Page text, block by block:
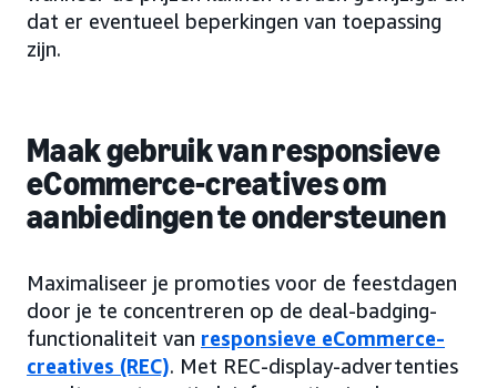
dat er eventueel beperkingen van toepassing
zijn.
Maak gebruik van responsieve
eCommerce-creatives om
aanbiedingen te ondersteunen
Maximaliseer je promoties voor de feestdagen
door je te concentreren op de deal-badging-
functionaliteit van responsieve eCommerce-
creatives (REC). Met REC-display-advertenties